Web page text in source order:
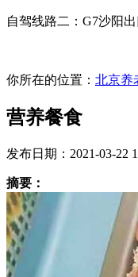
自驾线路二：G7沙阳
你所在的位置： 北京养
营养餐食
发布日期：2021-03-22
摘要：